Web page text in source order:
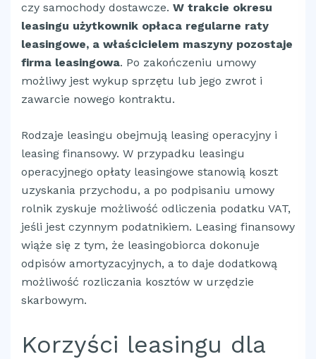
czy samochody dostawcze. W trakcie okresu
leasingu użytkownik opłaca regularne raty
leasingowe, a właścicielem maszyny pozostaje
firma leasingowa. Po zakończeniu umowy
możliwy jest wykup sprzętu lub jego zwrot i
zawarcie nowego kontraktu.
Rodzaje leasingu obejmują leasing operacyjny i
leasing finansowy. W przypadku leasingu
operacyjnego opłaty leasingowe stanowią koszt
uzyskania przychodu, a po podpisaniu umowy
rolnik zyskuje możliwość odliczenia podatku VAT,
jeśli jest czynnym podatnikiem. Leasing finansowy
wiąże się z tym, że leasingobiorca dokonuje
odpisów amortyzacyjnych, a to daje dodatkową
możliwość rozliczania kosztów w urzędzie
skarbowym.
Korzyści leasingu dla